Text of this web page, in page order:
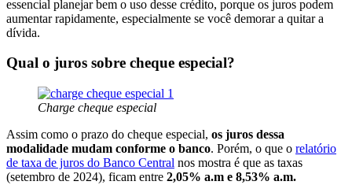
essencial planejar bem o uso desse crédito, porque os juros podem
aumentar rapidamente, especialmente se você demorar a quitar a
dívida.
Qual o juros sobre cheque especial?
Charge cheque especial
Assim como o prazo do cheque especial, os juros dessa
modalidade mudam conforme o banco. Porém, o que o relatório
de taxa de juros do Banco Central nos mostra é que as taxas
(setembro de 2024), ficam entre 2,05% a.m e 8,53% a.m.